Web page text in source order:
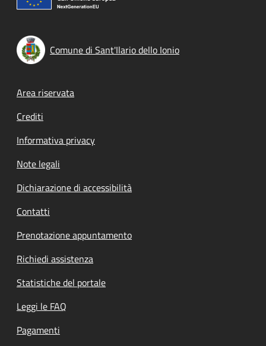
Comune di Sant'Ilario dello Ionio
Footer menu
Area riservata
Crediti
Informativa privacy
Note legali
Dichiarazione di accessibilità
Contatti
Prenotazione appuntamento
Richiedi assistenza
Statistiche del portale
Leggi le FAQ
Pagamenti